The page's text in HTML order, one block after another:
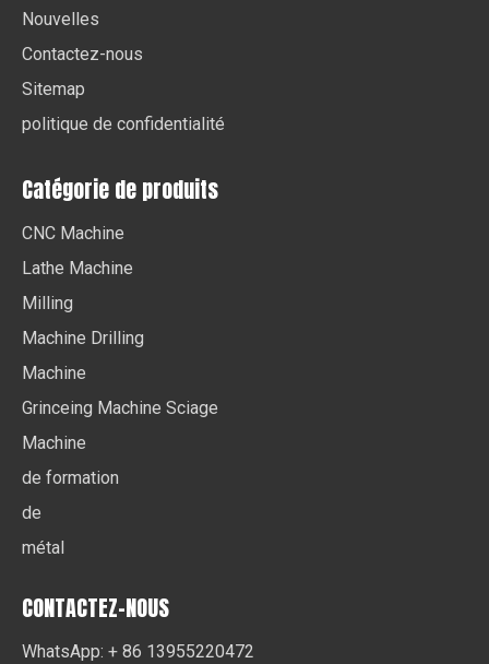
Nouvelles
Contactez-nous
Sitemap
politique de confidentialité
Catégorie de produits
CNC Machine
Lathe Machine
Milling
Machine Drilling
Machine
Grinceing Machine Sciage
Machine
de formation
de
métal
CONTACTEZ-NOUS
WhatsApp: + 86 13955220472